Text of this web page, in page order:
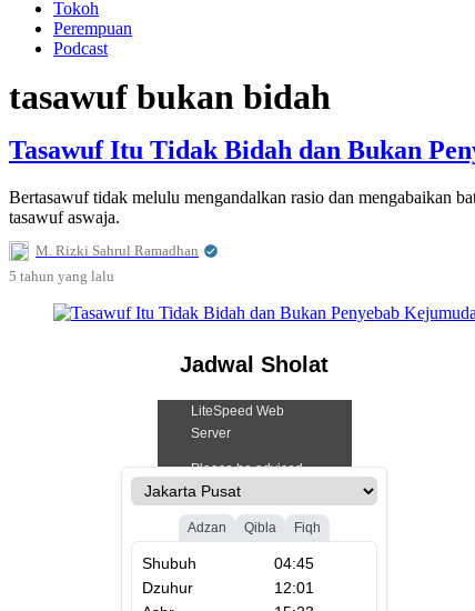
Tokoh
Perempuan
Podcast
tasawuf bukan bidah
Tasawuf Itu Tidak Bidah dan Bukan
Bertasawuf tidak melulu mengandalkan rasio dan mengabaikan
tasawuf aswaja.
M. Rizki Sahrul Ramadhan
5 tahun yang lalu
Jadwal Sholat